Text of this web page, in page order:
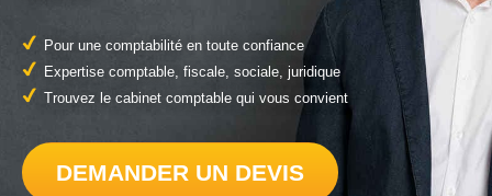
Pour une comptabilité en toute confiance
Expertise comptable, fiscale, sociale, juridique
Trouvez le cabinet comptable qui vous convient
DEMANDER UN DEVIS